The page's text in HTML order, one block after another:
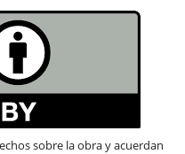
sobre la obra y acuerdan